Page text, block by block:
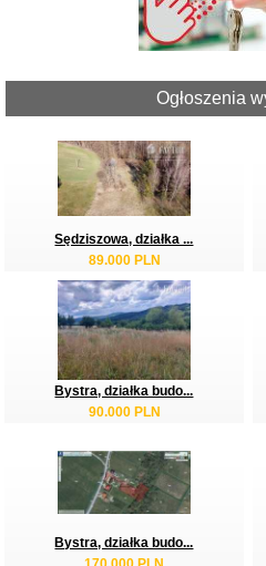
Ogłoszenia
Sędziszowa, działka ...
89.000 PLN
Bystra, działka budo...
90.000 PLN
Bystra, działka budo...